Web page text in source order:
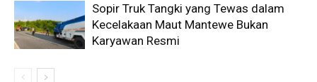
Sopir Truk Tangki yang Tewas dalam
Kecelakaan Maut Mantewe Bukan
Karyawan Resmi